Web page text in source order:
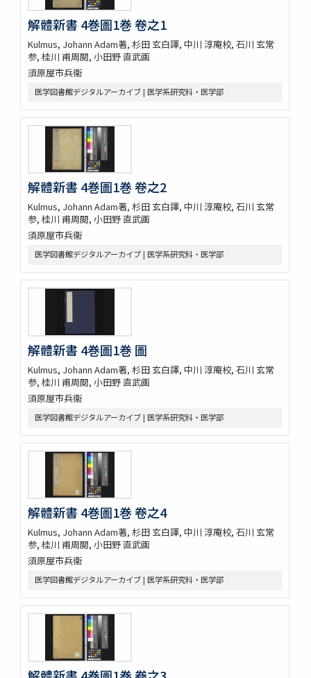
解體新書 4巻圖1巻 卷之1
Kulmus, Johann Adam著, 杉田 玄白譯, 中川 淳庵校, 石川 玄常
参, 桂川 甫周閲, 小田野 直武画
須原屋市兵衞
医学図書館デジタルアーカイブ | 医学系研究科・医学部
解體新書 4巻圖1巻 卷之2
Kulmus, Johann Adam著, 杉田 玄白譯, 中川 淳庵校, 石川 玄常
参, 桂川 甫周閲, 小田野 直武画
須原屋市兵衞
医学図書館デジタルアーカイブ | 医学系研究科・医学部
解體新書 4巻圖1巻 圖
Kulmus, Johann Adam著, 杉田 玄白譯, 中川 淳庵校, 石川 玄常
参, 桂川 甫周閲, 小田野 直武画
須原屋市兵衞
医学図書館デジタルアーカイブ | 医学系研究科・医学部
解體新書 4巻圖1巻 卷之4
Kulmus, Johann Adam著, 杉田 玄白譯, 中川 淳庵校, 石川 玄常
参, 桂川 甫周閲, 小田野 直武画
須原屋市兵衞
医学図書館デジタルアーカイブ | 医学系研究科・医学部